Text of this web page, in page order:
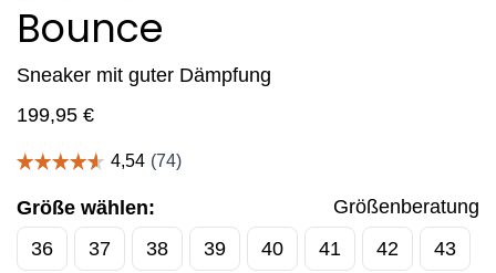
Bounce
Sneaker mit guter Dämpfung
199,95 €
Größe wählen:
Größenberatung
36
37 38 39 40 41 42 43